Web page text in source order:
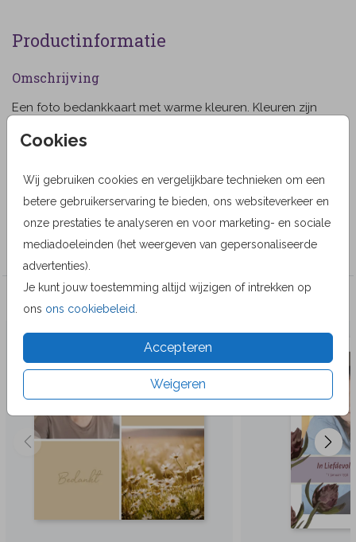
Cookies
Wij gebruiken cookies en vergelijkbare technieken om een
betere gebruikerservaring te bieden, ons websiteverkeer en
onze prestaties te analyseren en voor marketing- en sociale
mediadoeleinden (het weergeven van gepersonaliseerde
advertenties).
Je kunt jouw toestemming altijd wijzigen of intrekken op
ons ons cookiebeleid
Accepteren
Weigeren
Productinformatie
Omschrijving
Een foto bedankkaart met warme kleuren. Kleuren zijn
Alma Langerak
Collectie
Bedankkaarten
Veel gekozen producten